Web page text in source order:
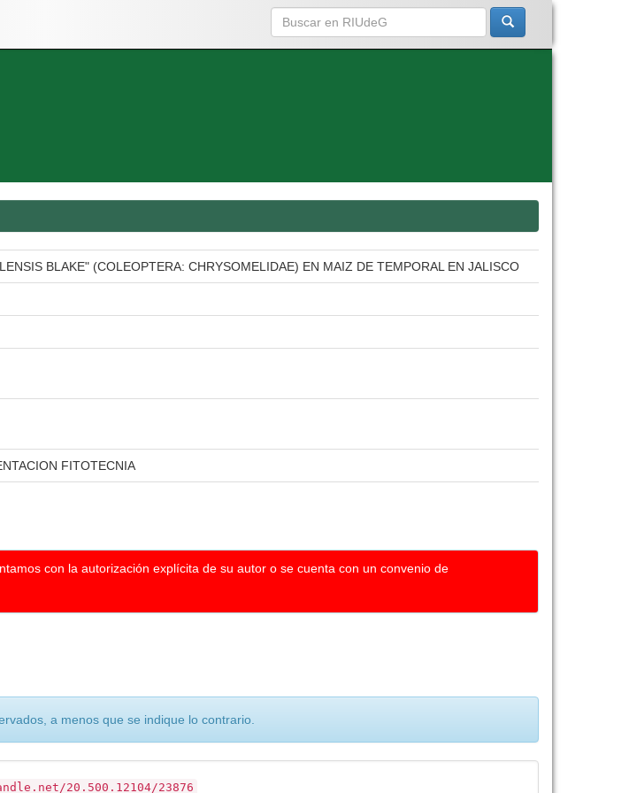
BLAKE" (COLEOPTERA: CHRYSOMELIDAE) EN MAIZ DE TEMPORAL EN JALISCO
FITOTECNIA
con la autorización explícita de su autor o se cuenta con un convenio de
a menos que se indique lo contrario.
20.500.12104/23876